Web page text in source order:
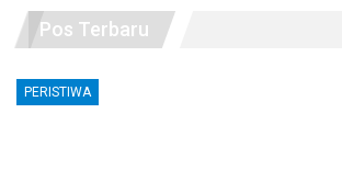
Pos Terbaru
PERISTIWA